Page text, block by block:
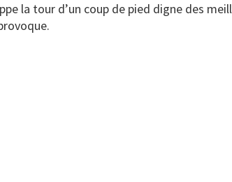
la tour d’un coup de pied digne des